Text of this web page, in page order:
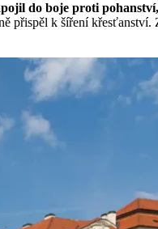
do boje proti pohanství,
k šíření křesťanství.